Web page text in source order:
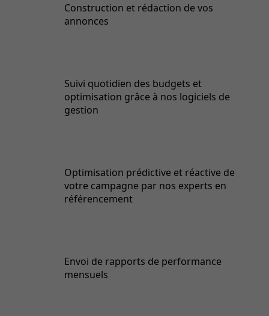
Construction et rédaction de vos
annonces
Suivi quotidien des budgets et
optimisation grâce à nos logiciels de
gestion
Optimisation prédictive et réactive de
votre campagne par nos experts en
référencement
Envoi de rapports de performance
mensuels